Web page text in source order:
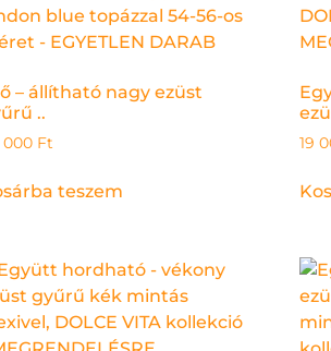
– állítható nagy ezüst
..
000 Ft
teszem
19